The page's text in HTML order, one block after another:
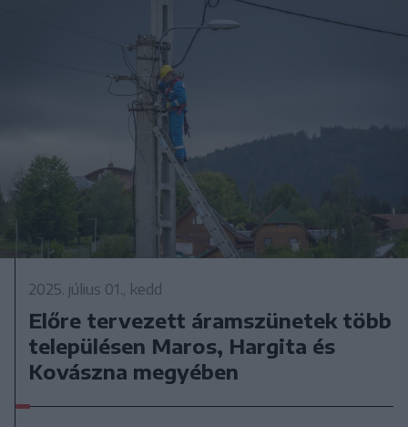
2025. július 01., kedd
Előre tervezett áramszünetek több
településen Maros, Hargita és
Kovászna megyében